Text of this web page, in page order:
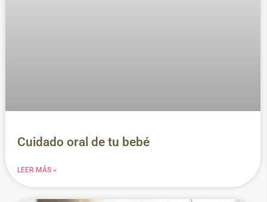
Cuidado oral de tu bebé
LEER MÁS »